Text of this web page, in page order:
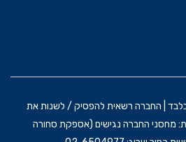
| החברה רשאית להפסיק / לשנות את
מחסני החברה נגישים (אספקת סחורה